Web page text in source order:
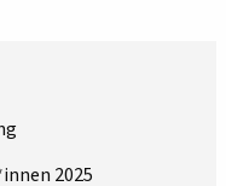
2025